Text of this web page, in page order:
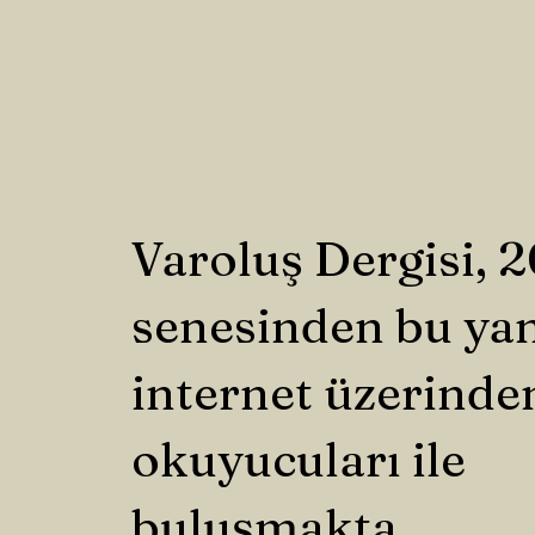
Varoluş Dergisi,
senesinden bu
internet
okuyucuları ile